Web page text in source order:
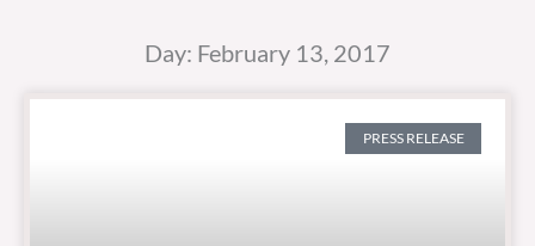
Day: February 13, 2017
PRESS RELEASE